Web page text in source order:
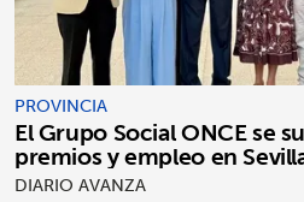
PROVINCIA
El Grupo Social ONCE se
premios y empleo en
DIARIO AVANZA